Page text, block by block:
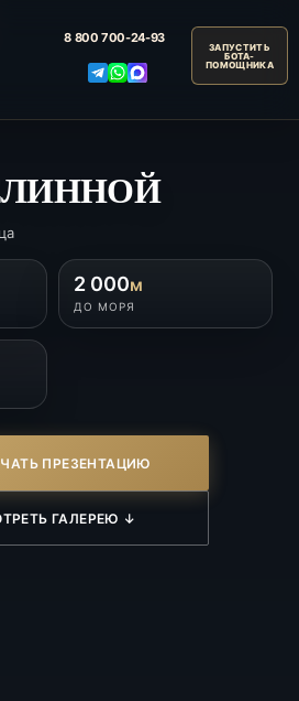
8 800 700-24-93
2 000м
ДО МОРЯ
ПРЕЗЕНТАЦИЮ
ГАЛЕРЕЮ ↓